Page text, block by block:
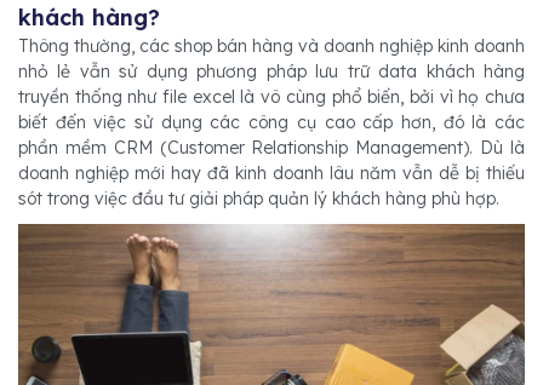
khách hàng?
Thông thường, các shop bán hàng và doanh nghiệp kinh doanh
nhỏ lẻ vẫn sử dụng phương pháp lưu trữ data khách hàng
truyền thống như file excel là vô cùng phổ biến, bởi vì họ chưa
biết đến việc sử dụng các công cụ cao cấp hơn, đó là các
phần mềm CRM (Customer Relationship Management). Dù là
doanh nghiệp mới hay đã kinh doanh lâu năm vẫn dễ bị thiếu
sót trong việc đầu tư giải pháp quản lý khách hàng phù hợp.